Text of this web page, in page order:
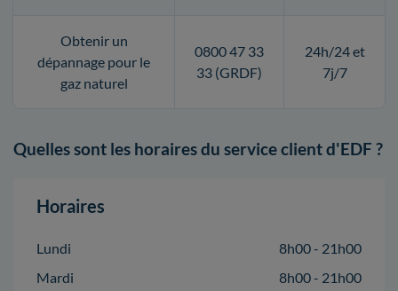
Obtenir un
dépannage pour le
gaz naturel
0800 47 33
33 (GRDF)
24h/24 et
7j/7
Quelles sont les horaires du service client d'EDF ?
Horaires
Lundi
8h00 - 21h00
Mardi
8h00 - 21h00